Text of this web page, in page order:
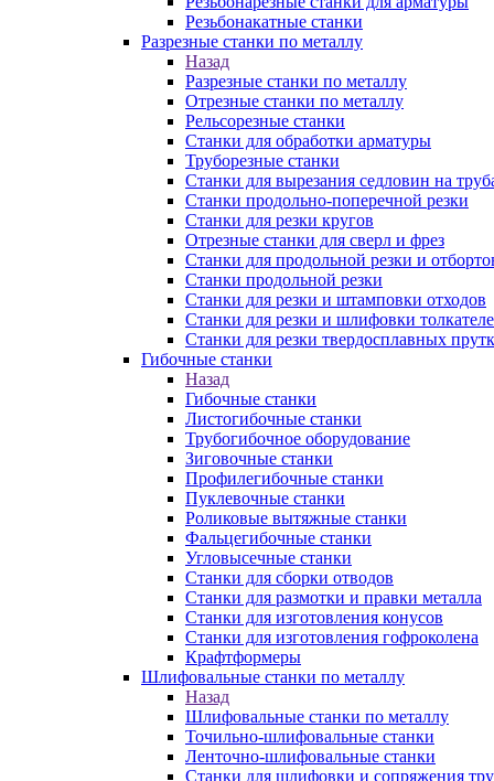
Резьбонакатные станки
Разрезные станки по металлу
Назад
Разрезные станки по металлу
Отрезные станки по металлу
Рельсорезные станки
Станки для обработки арматуры
Труборезные станки
Станки для вырезания седловин на
Станки продольно-поперечной резки
Станки для резки кругов
Отрезные станки для сверл и фрез
Станки для продольной резки и
Станки продольной резки
Станки для резки и штамповки отходов
Станки для резки и шлифовки
Станки для резки твердосплавных
Гибочные станки
Назад
Гибочные станки
Листогибочные станки
Трубогибочное оборудование
Зиговочные станки
Профилегибочные станки
Пуклевочные станки
Роликовые вытяжные станки
Фальцегибочные станки
Угловысечные станки
Станки для сборки отводов
Станки для размотки и правки металла
Станки для изготовления конусов
Станки для изготовления гофроколена
Крафтформеры
Шлифовальные станки по металлу
Назад
Шлифовальные станки по металлу
Точильно-шлифовальные станки
Ленточно-шлифовальные станки
Станки для шлифовки и сопряжения